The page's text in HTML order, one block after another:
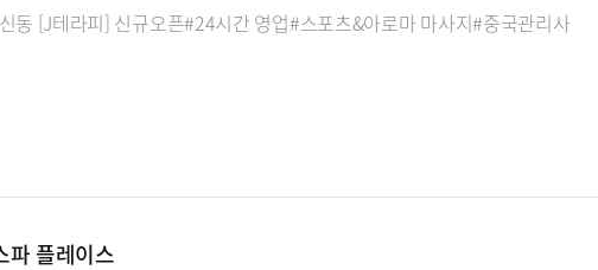
동 [J테라피] 신규오픈#24시간 영업#스포츠&아로마 마사지#중국관리사
파 플레이스